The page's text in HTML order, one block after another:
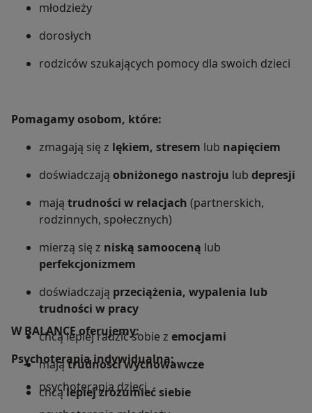
młodzieży
dorosłych
rodziców szukających pomocy dla swoich dzieci
Pomagamy osobom, które:
zmagają się z lękiem, stresem lub napięciem
doświadczają obniżonego nastroju lub depresji
mają trudności w relacjach (partnerskich,
rodzinnych, społecznych)
mierzą się z niską samooceną lub
perfekcjonizmem
doświadczają przeciążenia, wypalenia lub
trudności w pracy
chcą lepiej radzić sobie z emocjami
majątrudności wychowawcze
chcąlepiej zrozumieć siebie
W BALANCE oferujemy:
Psychoterapia indywidualna:
psychoterapia dzieci